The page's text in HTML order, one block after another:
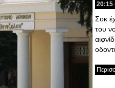
20:15
Σοκ
του